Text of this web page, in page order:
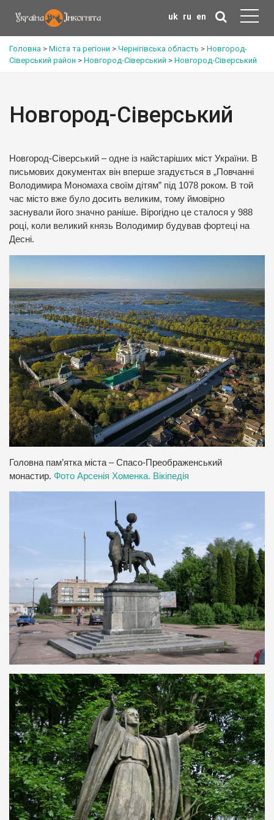
uk ru en
Головна > Міста та регіони > Чернігівська область > Новгород-
Сіверський район > Новгород-Сіверський > Новгород-Сіверський
Новгород-Сіверський
Новгород-Сіверський – одне із найстаріших міст України. В
письмових документах він вперше згадується в „Повчанні
Володимира Мономаха своїм дітям” під 1078 роком. В той
час місто вже було досить великим, тому ймовірно
заснували його значно раніше. Вірогідно це сталося у 988
році, коли великий князь Володимир будував фортеці на
Десні.
Головна пам’ятка міста – Спасо-Преображенський
монастир. Фото Арсенія Хоменка. Вікіпедія